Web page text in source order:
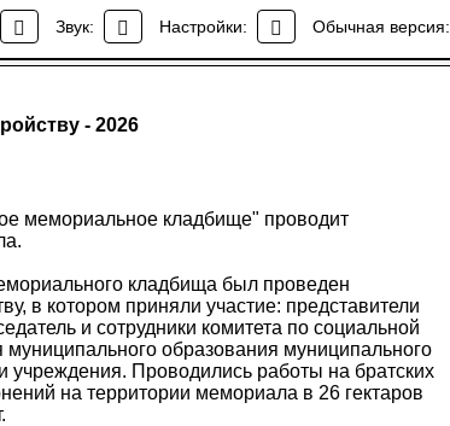
Звук: Настройки: Обычная версия:
- 2026
мемориальное кладбище" проводит
кладбища был проведен
в котором приняли участие: представители
и сотрудники комитета по социальной
образования муниципального
учреждения. Проводились работы на братских
на территории мемориала в 26 гектаров